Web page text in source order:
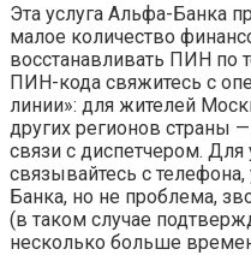
Эта услуга Альфа-Банка
малое количество
восстанавливать ПИН по
ПИН-кода свяжитесь с
линии»: для жителей
других регионов страны
связи с диспетчером.
связывайтесь с
Банка, но не проблема,
(в таком случае
несколько больше